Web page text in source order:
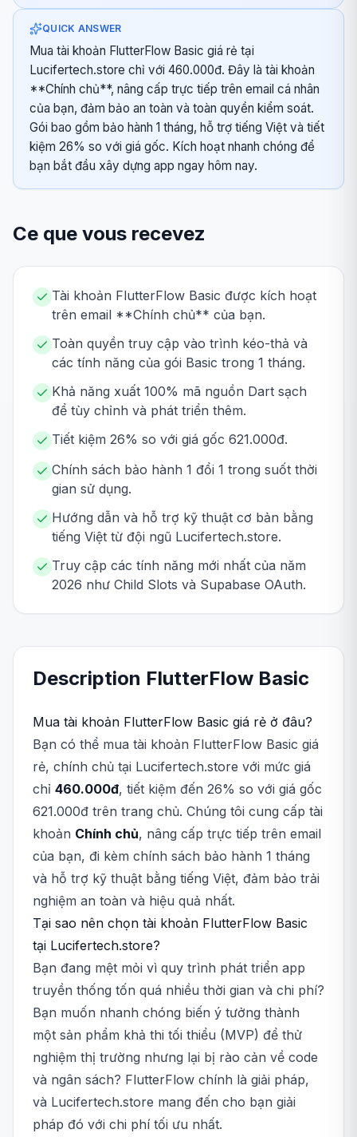
QUICK ANSWER
Mua tài khoản FlutterFlow Basic giá rẻ tại
Lucifertech.store chỉ với 460.000đ. Đây là tài khoản
**Chính chủ**, nâng cấp trực tiếp trên email cá nhân
của bạn, đảm bảo an toàn và toàn quyền kiểm soát.
Gói bao gồm bảo hành 1 tháng, hỗ trợ tiếng Việt và tiết
kiệm 26% so với giá gốc. Kích hoạt nhanh chóng để
bạn bắt đầu xây dựng app ngay hôm nay.
Ce que vous recevez
Tài khoản FlutterFlow Basic được kích hoạt
trên email **Chính chủ** của bạn.
Toàn quyền truy cập vào trình kéo-thả và
các tính năng của gói Basic trong 1 tháng.
Khả năng xuất 100% mã nguồn Dart sạch
để tùy chỉnh và phát triển thêm.
Tiết kiệm 26% so với giá gốc 621.000đ.
Chính sách bảo hành 1 đổi 1 trong suốt thời
gian sử dụng.
Hướng dẫn và hỗ trợ kỹ thuật cơ bản bằng
tiếng Việt từ đội ngũ Lucifertech.store.
Truy cập các tính năng mới nhất của năm
2026 như Child Slots và Supabase OAuth.
Description FlutterFlow Basic
Mua tài khoản FlutterFlow Basic giá rẻ ở đâu?
Bạn có thể mua tài khoản FlutterFlow Basic giá
rẻ, chính chủ tại Lucifertech.store với mức giá
chỉ 460.000đ, tiết kiệm đến 26% so với giá gốc
621.000đ trên trang chủ. Chúng tôi cung cấp tài
khoản Chính chủ, nâng cấp trực tiếp trên email
của bạn, đi kèm chính sách bảo hành 1 tháng
và hỗ trợ kỹ thuật bằng tiếng Việt, đảm bảo trải
nghiệm an toàn và hiệu quả nhất.
Tại sao nên chọn tài khoản FlutterFlow Basic
tại Lucifertech.store?
Bạn đang mệt mỏi vì quy trình phát triển app
truyền thống tốn quá nhiều thời gian và chi phí?
Bạn muốn nhanh chóng biến ý tưởng thành
một sản phẩm khả thi tối thiểu (MVP) để thử
nghiệm thị trường nhưng lại bị rào cản về code
và ngân sách? FlutterFlow chính là giải pháp,
và Lucifertech.store mang đến cho bạn giải
pháp đó với chi phí tối ưu nhất.